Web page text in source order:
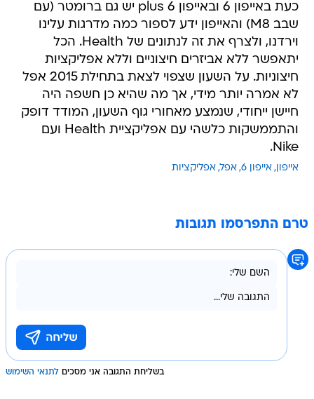
כעת באייפון 6 ובאייפון 6 plus יש גם ברומטר (עם
שבב M8) והאייפון ידע לספור כמה מדרגות עלינו
וירדנו, ולצרף את זה לנתונים של Health. הכל
יתאפשר ללא אביזרים חיצוניים וללא אפליקציות
חיצוניות. על השעון שצפוי לצאת בתחילת 2015 אפל
לא אמרה יותר מידי, אך מה שהיא כן חשפה היה
חיישן ייחודי, שנמצע מאחורי גוף השעון, המודד דופק
והתממשקות כלשהי עם אפליקציית Health ועם
Nike.
אייפון אייפון 6 אפל אפליקציות
טרם התפרסמו תגובות
בשליחת התגובה אני מסכים לתנאי השימוש